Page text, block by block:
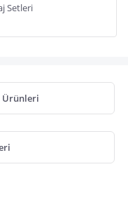
Setleri
Ürünleri